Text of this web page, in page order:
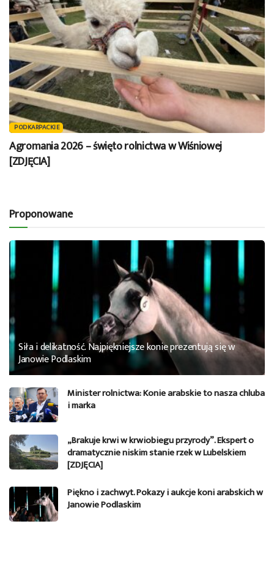
PODKARPACKIE
Agromania 2026 – święto rolnictwa w Wiśniowej
[ZDJĘCIA]
Proponowane
Siła i delikatność. Najpiękniejsze konie prezentują się w
Janowie Podlaskim
Minister rolnictwa: Konie arabskie to nasza chluba
i marka
„Brakuje krwi w krwiobiegu przyrody”. Ekspert o
dramatycznie niskim stanie rzek w Lubelskiem
[ZDJĘCIA]
Piękno i zachwyt. Pokazy i aukcje koni arabskich w
Janowie Podlaskim